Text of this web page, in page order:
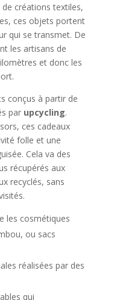
de créations textiles,
ces objets portent
qui se transmet. De
les artisans de
et donc les
conçus à partir de
par upcycling.
ces cadeaux
folle et une
Cela va des
récupérés aux
recyclés, sans
les cosmétiques
ou sacs
réalisées par des
qui